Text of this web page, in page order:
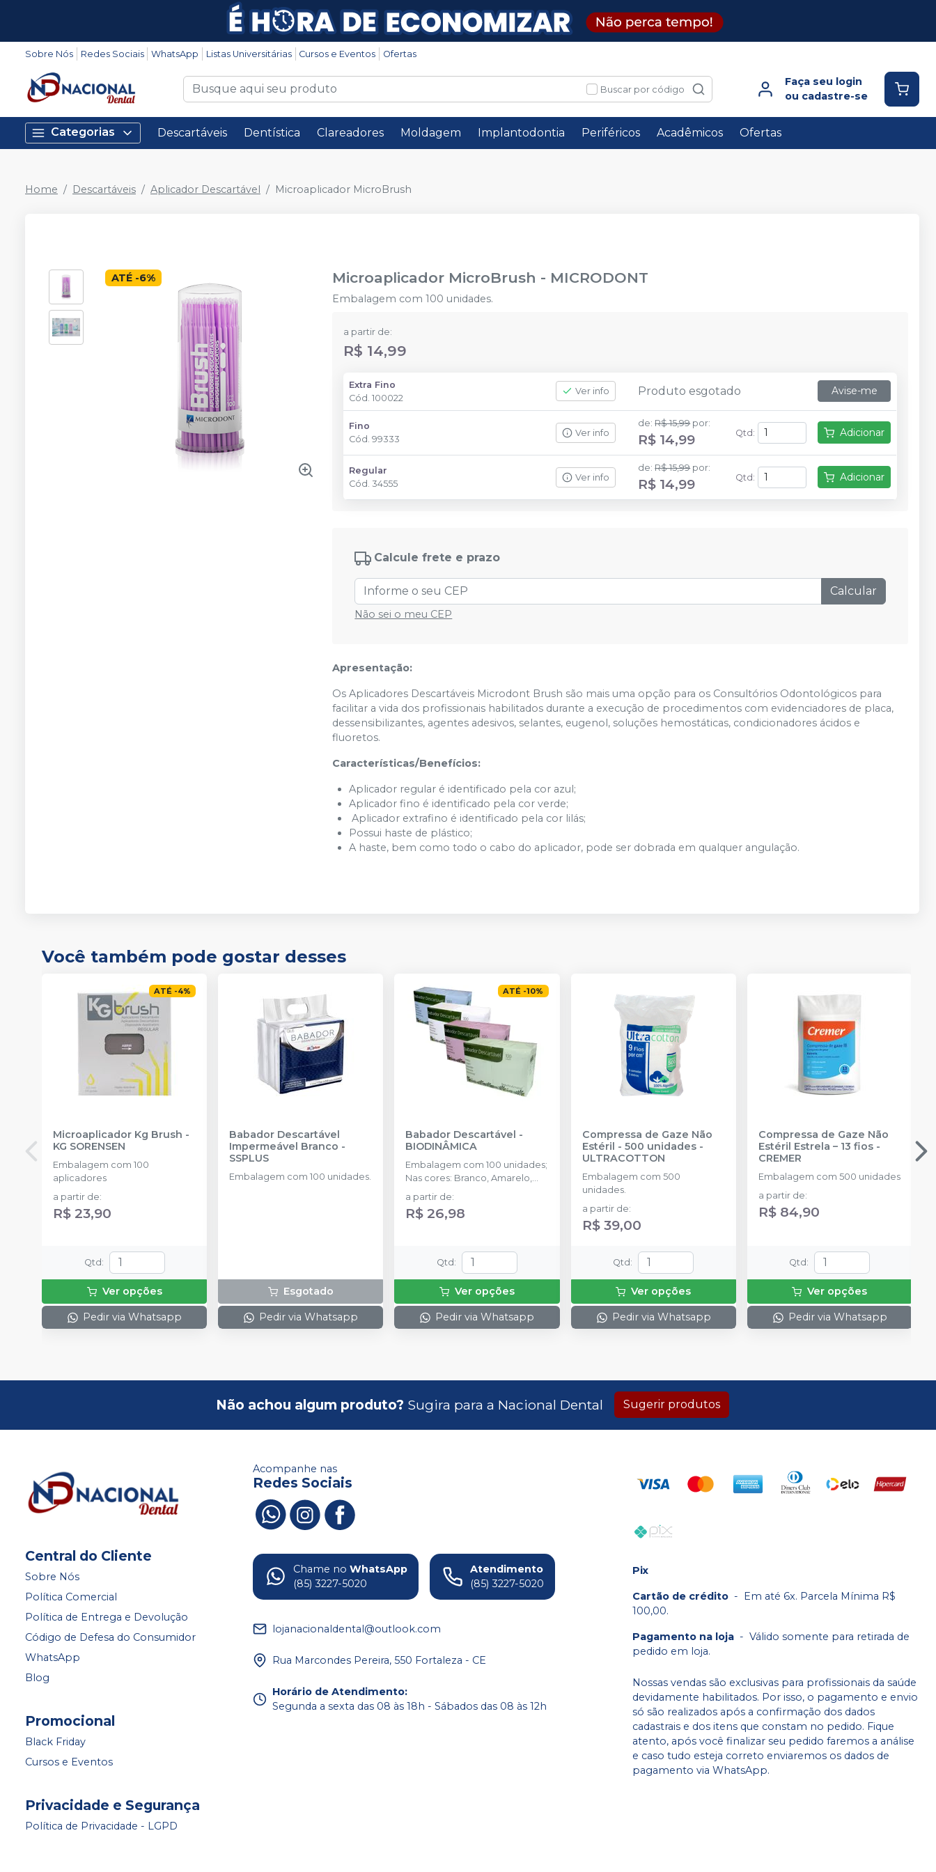
Sobre Nós Redes Sociais WhatsApp Listas Universitárias Cursos e Eventos Ofertas
Buscar por código
Faça seu login
ou cadastre-se
Categorias Descartáveis Dentística Clareadores Moldagem Implantodontia Periféricos Acadêmicos Ofertas
Home Descartáveis Aplicador Descartável Microaplicador MicroBrush
ATÉ -6% Microaplicador MicroBrush - MICRODONT
Embalagem com 100 unidades.
a partir de:
R$ 14,99
Extra Fino
Cód.100022
Ver info Produto esgotado Avise-me
Fino
Cód.99333
Ver info
de: R$ 15,99 por:
R$ 14,99 Qtd : Adicionar
Regular
Cód.34555
Ver info
de: R$ 15,99 por:
R$ 14,99 Qtd : Adicionar
Calcule frete e prazo
Calcular
Não sei o meu CEP
Apresentação:
Os Aplicadores Descartáveis Microdont Brush são mais uma opção para os Consultórios Odontológicos para
facilitar a vida dos profissionais habilitados durante a execução de procedimentos com evidenciadores de placa,
dessensibilizantes, agentes adesivos, selantes, eugenol, soluções hemostáticas, condicionadores ácidos e
fluoretos.
Características/Benefícios:
Aplicador regular é identificado pela cor azul;
Aplicador fino é identificado pela cor verde;
Aplicador extrafino é identificado pela cor lilás;
Possui haste de plástico;
A haste, bem como todo o cabo do aplicador, pode ser dobrada em qualquer angulação.
Você também pode gostar desses
ATÉ -4%
Microaplicador Kg Brush -
KG SORENSEN
Embalagem com 100
aplicadores
a partir de:
R$ 23,90
Qtd :
Ver opções
Pedir via Whatsapp
Babador Descartável
Impermeável Branco -
SSPLUS
Embalagem com 100 unidades.
Esgotado
Pedir via Whatsapp
ATÉ -10%
Babador Descartável -
BIODINÂMICA
Embalagem com 100 unidades;
Nas cores: Branco, Amarelo,
Azul, Rosa, Verde e Misto.
a partir de:
R$ 26,98
Qtd :
Ver opções
Pedir via Whatsapp
Compressa de Gaze Não
Estéril - 500 unidades-
ULTRACOTTON
Embalagem com 500
unidades.
a partir de:
R$ 39,00
Qtd :
Ver opções
Pedir via Whatsapp
Compressa de Gaze Não
Estéril Estrela – 13 fios-
CREMER
Embalagem com 500 unidades
a partir de:
R$ 84,90
Qtd :
Ver opções
Pedir via Whatsapp
Não achou algum produto? Sugira para a Nacional Dental Sugerir produtos
Central do Cliente
Sobre Nós
Política Comercial
Política de Entrega e Devolução
Código de Defesa do Consumidor
WhatsApp
Blog
Promocional
Black Friday
Cursos e Eventos
Privacidade e Segurança
Política de Privacidade - LGPD
Acompanhe nas
Redes Sociais
Chame no WhatsApp
(85) 3227-5020
Atendimento
(85) 3227-5020
lojanacionaldental@outlook.com
Rua Marcondes Pereira, 550 Fortaleza - CE
Horário de Atendimento:
Segunda a sexta das 08 às 18h - Sábados das 08 às 12h
Pix
Cartão de crédito - Em até 6x. Parcela Mínima R$
100,00.
Pagamento na loja - Válido somente para retirada de
pedido em loja.
Nossas vendas são exclusivas para profissionais da saúde
devidamente habilitados. Por isso, o pagamento e envio
só são realizados após a confirmação dos dados
cadastrais e dos itens que constam no pedido. Fique
atento, após você finalizar seu pedido faremos a análise
e caso tudo esteja correto enviaremos os dados de
pagamento via WhatsApp.